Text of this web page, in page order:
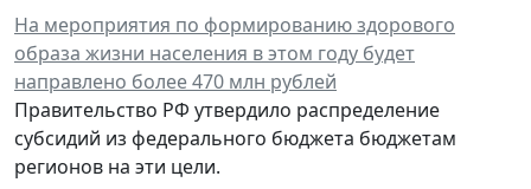
На мероприятия по формированию здорового
образа жизни населения в этом году будет
направлено более 470 млн рублей
Правительство РФ утвердило распределение
субсидий из федерального бюджета бюджетам
регионов на эти цели.